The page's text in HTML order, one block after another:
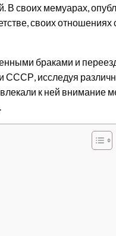
В своих мемуарах,
своих отношениях
браками и
исследуя
к ней внимание